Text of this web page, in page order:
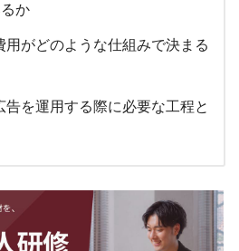
か
用がどのような仕組みで決まる
告を運用する際に必要な工程と